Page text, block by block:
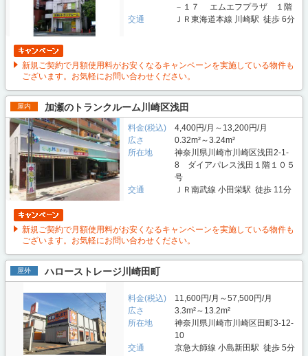
－１７ エムエフプラザ １階
交通
ＪＲ東海道本線 川崎駅 徒歩 6分
新規ご契約で月額使用料がお安くなるキャンペーンを実施している物件も
ございます。お気軽にお問い合わせください。
屋内 加瀬のトランクルーム川崎区浅田
料金(税込)
4,400円/月～13,200円/月
広さ
0.32m²～3.24m²
所在地
神奈川県川崎市川崎区浅田2-1-
8 ダイアパレス浅田１階１０５
号
交通
ＪＲ南武線 小田栄駅 徒歩 11分
新規ご契約で月額使用料がお安くなるキャンペーンを実施している物件も
ございます。お気軽にお問い合わせください。
屋外 ハローストレージ川崎田町
料金(税込)
11,600円/月～57,500円/月
広さ
3.3m²～13.2m²
所在地
神奈川県川崎市川崎区田町3-12-
10
交通
京急大師線 小島新田駅 徒歩 5分